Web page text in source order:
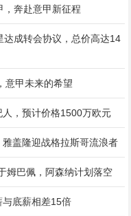
，奔赴意甲新征程
达成转会协议，总价高达14
意甲未来的希望
，预计价格1500万欧元
盖隆迎战格拉斯哥流浪者
姆巴佩，阿森纳计划落空
底薪相差15倍